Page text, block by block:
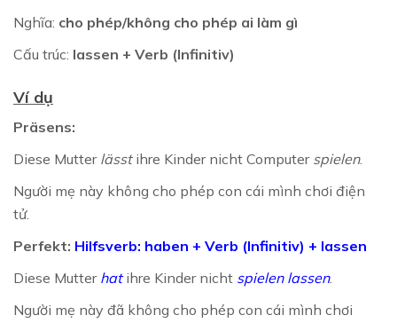
Nghĩa: cho phép/không cho phép ai làm gì
Cấu trúc: lassen + Verb (Infinitiv)
Ví dụ
Präsens:
Diese Mutter lässtihre Kinder nicht Computer spielen.
Người mẹ này không cho phép con cái mình chơi điện
tử.
Perfekt: Hilfsverb: haben + Verb (Infinitiv) + lassen
Diese Mutter hat ihre Kinder nicht spielen lassen.
Người mẹ này đã không cho phép con cái mình chơi